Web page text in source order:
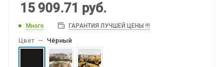
15 909.71 руб.
Много ГАРАНТИЯ ЛУЧШЕЙ ЦЕНЫ !!!
Цвет — Чёрный